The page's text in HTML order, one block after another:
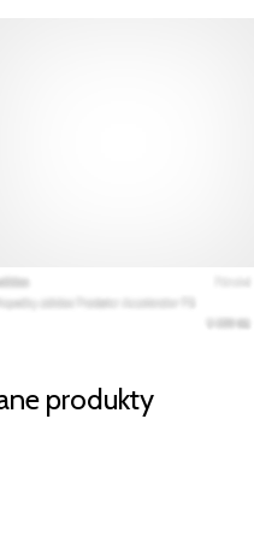
produkty